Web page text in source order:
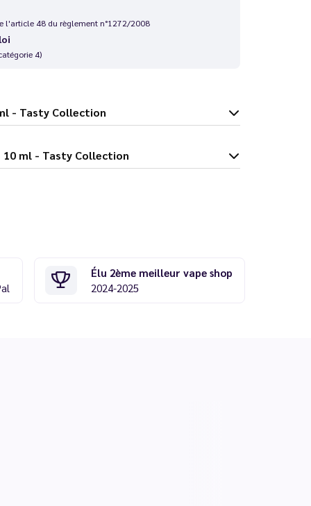
l'article 48 du règlement n°1272/2008
4)
10 ml - Tasty Collection
Vanille 10 ml - Tasty Collection
Élu 2ème meilleur vape shop
2024-2025